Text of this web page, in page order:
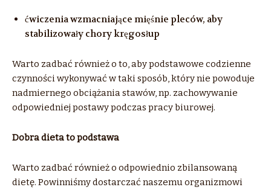
ćwiczenia wzmacniające mięśnie pleców, aby
stabilizowały chory kręgosłup
Warto zadbać również o to, aby podstawowe codzienne
czynności wykonywać w taki sposób, który nie powoduje
nadmiernego obciążania stawów, np. zachowywanie
odpowiedniej postawy podczas pracy biurowej.
Dobra dieta to podstawa
Warto zadbać również o odpowiednio zbilansowaną
dietę. Powinniśmy dostarczać naszemu organizmowi